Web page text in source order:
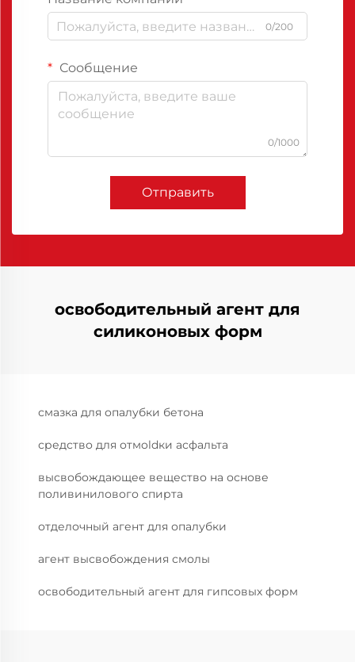
0/200
Сообщение
0/1000
Отправить
освободительный агент для
силиконовых форм
смазка для опалубки бетона
средство для отмoldки асфальта
высвобождающее вещество на основе
поливинилового спирта
отделочный агент для опалубки
агент высвобождения смолы
освободительный агент для гипсовых форм